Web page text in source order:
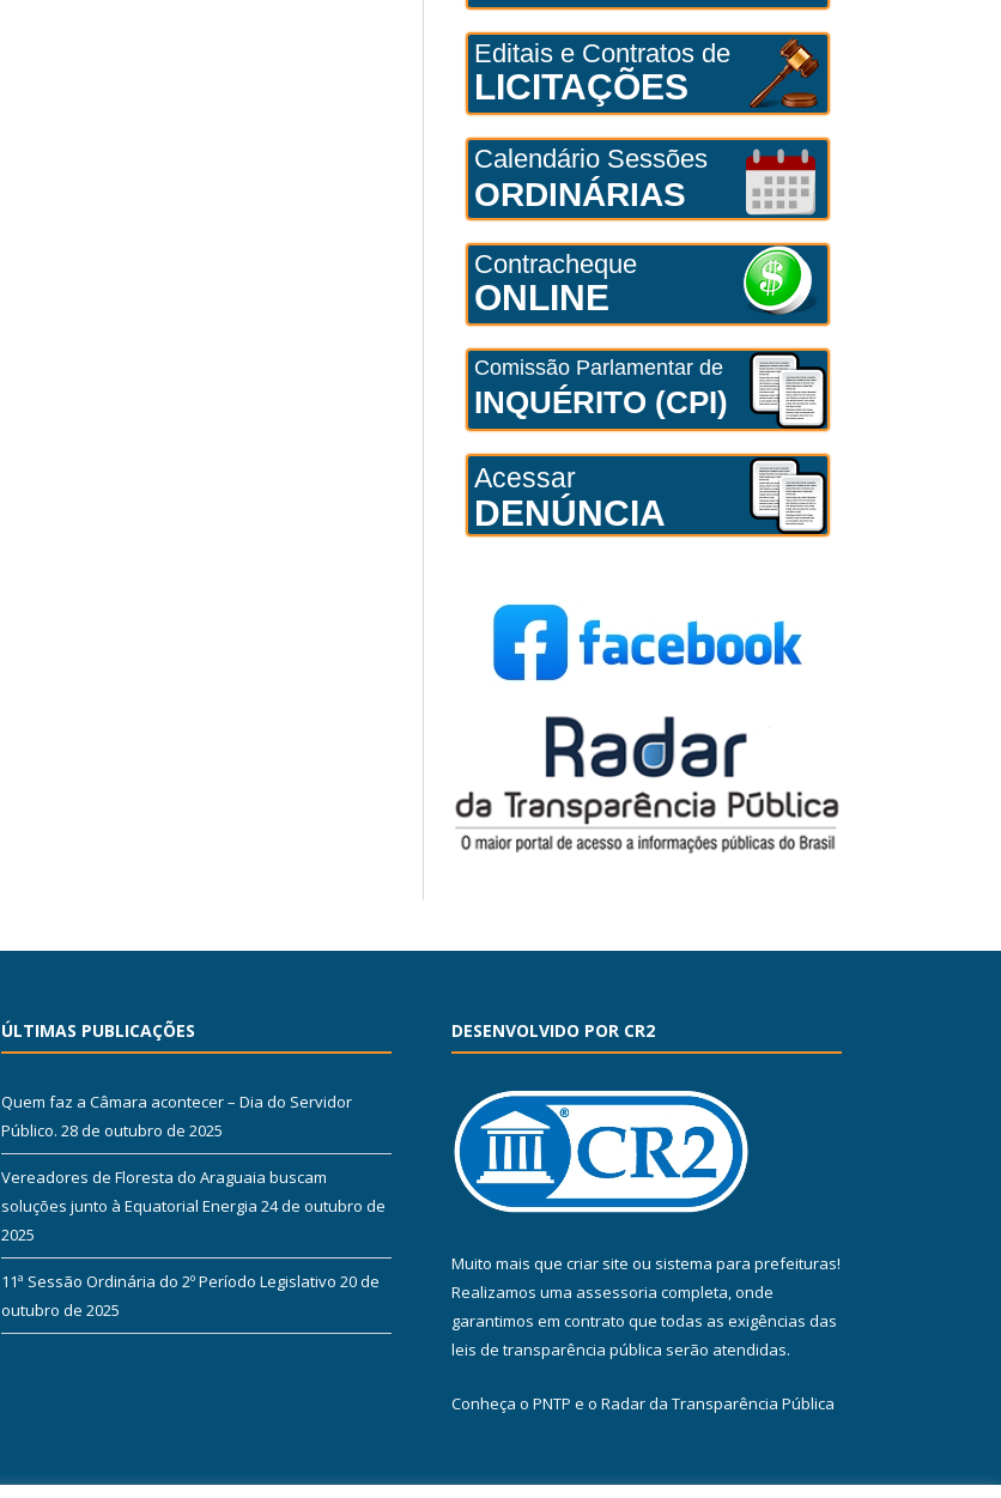
Editais e Contratos de
LICITAÇÕES
Calendário Sessões
ORDINÁRIAS
Contracheque
ONLINE
Comissão Parlamentar de
INQUÉRITO (CPI)
Acessar
DENÚNCIA
ÚLTIMAS PUBLICAÇÕES
Quem faz a Câmara acontecer – Dia do Servidor
Público. 28 de outubro de 2025
Vereadores de Floresta do Araguaia buscam
soluções junto à Equatorial Energia 24 de outubro de
2025
11ª Sessão Ordinária do 2º Período Legislativo 20 de
outubro de 2025
DESENVOLVIDO POR CR2
Muito mais que criar site ou sistema para prefeituras!
Realizamos uma assessoria completa, onde
garantimos em contrato que todas as exigências das
leis de transparência pública serão atendidas.
Conheça o PNTP e o Radar da Transparência Pública